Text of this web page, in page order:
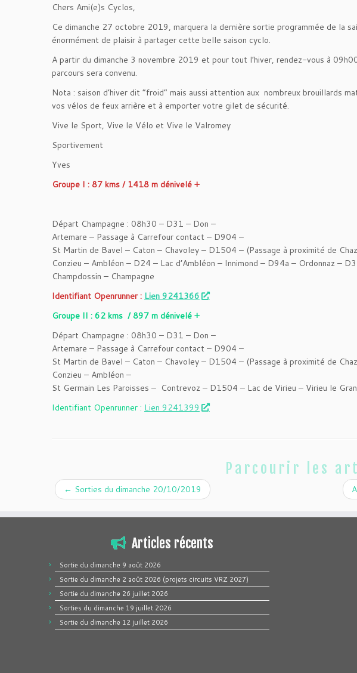
Chers Ami(e)s Cyclos,
Ce dimanche 27 octobre 2019, marquera la dernière sortie programmée de la
énormément de plaisir à partager cette belle saison cyclo.
A partir du dimanche 3 novembre 2019 et pour tout l’hiver, rendez-vous à
parcours sera convenu.
Nota : saison d’hiver dit “froid” mais aussi attention aux nombreux brouillards
vos vélos de feux arrière et à emporter votre gilet de sécurité.
Vive le Sport, Vive le Vélo et Vive le Valromey
Sportivement
Yves
Groupe I : 87 kms / 1418 m dénivelé +
Départ Champagne : 08h30 – D31 – Don –
Artemare – Passage à Carrefour contact – D904 –
St Martin de Bavel – Caton – Chavoley – D1504 – (Passage à proximité de
Conzieu – Ambléon – D24 – Lac d’Ambléon – Innimond – D94a – Ordonnaz –
Champdossin – Champagne
Identifiant Openrunner : Lien 9241366
Groupe II : 62 kms / 897 m dénivelé +
Départ Champagne : 08h30 – D31 – Don –
Artemare – Passage à Carrefour contact – D904 –
St Martin de Bavel – Caton – Chavoley – D1504 – (Passage à proximité de
Conzieu – Ambléon –
St Germain Les Paroisses – Contrevoz – D1504 – Lac de Virieu – Virieu le
Identifiant Openrunner : Lien 9241399
Parcourir les
← Sorties du dimanche 20/10/2019
Articles récents
Sortie du dimanche 9 août 2026
Sortie du dimanche 2 août 2026 (projets circuits VRZ 2027)
Sortie du dimanche 26 juillet 2026
Sorties du dimanche 19 juillet 2026
Sortie du dimanche 12 juillet 2026